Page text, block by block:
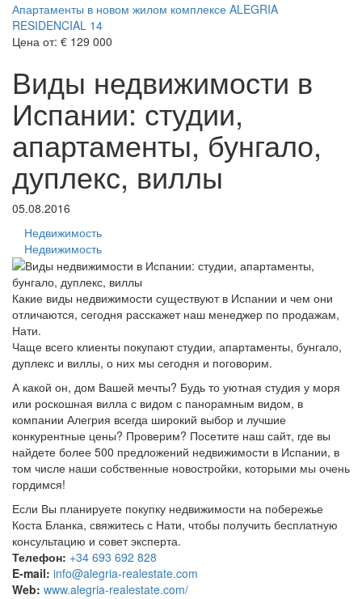
Апартаменты в новом жилом комплексе ALEGRIA
RESIDENCIAL 14
Цена от: € 129 000
Виды недвижимости в
Испании: студии,
апартаменты, бунгало,
дуплекс, виллы
05.08.2016
Недвижимость
Недвижимость
Какие виды недвижимости существуют в Испании и чем они
отличаются, сегодня расскажет наш менеджер по продажам,
Нати.
Чаще всего клиенты покупают студии, апартаменты, бунгало,
дуплекс и виллы, о них мы сегодня и поговорим.
А какой он, дом Вашей мечты? Будь то уютная студия у моря
или роскошная вилла с видом с панорамным видом, в
компании Алегрия всегда широкий выбор и лучшие
конкурентные цены? Проверим? Посетите наш сайт, где вы
найдете более 500 предложений недвижимости в Испании, в
том числе наши собственные новостройки, которыми мы очень
гордимся!
Если Вы планируете покупку недвижимости на побережье
Коста Бланка, свяжитесь с Нати, чтобы получить бесплатную
консультацию и совет эксперта.
Телефон: +34 693 692 828
E-mail: info@alegria-realestate.com
Web: www.alegria-realestate.com/